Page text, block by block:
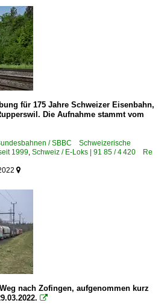
für 175 Jahre Schweizer Eisenbahn,
Die Aufnahme stammt vom
/ SBBC Schweizerische
1999, Schweiz / E-Loks | 91 85 / 4 420 Re

nach Zofingen, aufgenommen kurz
